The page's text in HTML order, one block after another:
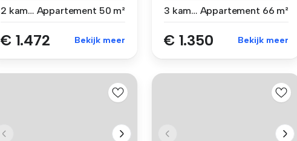
2 kamers Appartement 50 m²
€ 1.472 Bekijk meer
3 kamers Appartement 66 m²
€ 1.350 Bekijk meer